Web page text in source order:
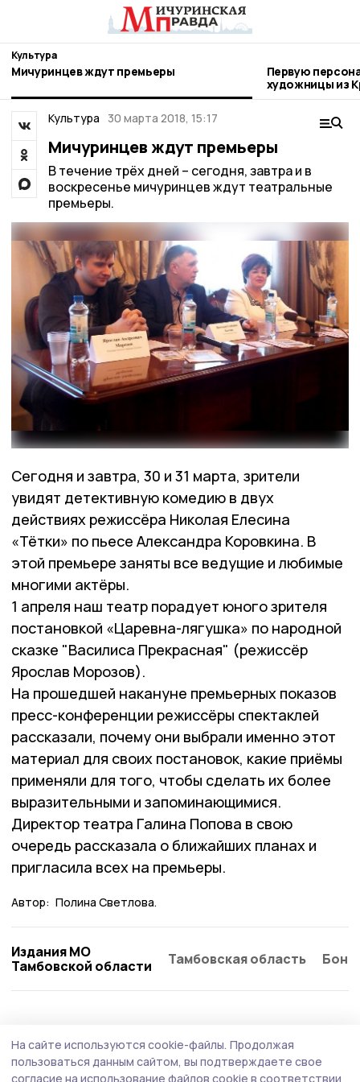
Культура
Мичуринцев ждут премьеры
Первую
художницы из
Мичуринске
Культура
30 марта 2018, 15:17
Мичуринцев ждут премьеры
В течение трёх дней – сегодня, завтра и в
воскресенье мичуринцев ждут театральные
премьеры.
Сегодня и завтра, 30 и 31 марта, зрители
увидят детективную комедию в двух
действиях режиссёра Николая Елесина
«Тётки» по пьесе Александра Коровкина. В
этой премьере заняты все ведущие и любимые
многими актёры.
1 апреля наш театр порадует юного зрителя
постановкой «Царевна-лягушка» по народной
сказке "Василиса Прекрасная" (режиссёр
Ярослав Морозов).
На прошедшей накануне премьерных показов
пресс-конференции режиссёры спектаклей
рассказали, почему они выбрали именно этот
материал для своих постановок, какие приёмы
применяли для того, чтобы сделать их более
выразительными и запоминающимися.
Директор театра Галина Попова в свою
очередь рассказала о ближайших планах и
пригласила всех на премьеры.
Автор: Полина Светлова.
Издания МО
Тамбовской области
Тамбовская область
На сайте используются cookie-файлы. Продолжая
пользоваться данным сайтом, вы подтверждаете свое
согласие на использование файлов cookie в соответствии